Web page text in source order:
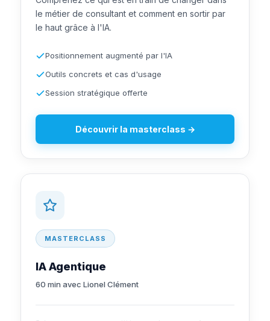
le métier de consultant et comment en sortir par
le haut grâce à l'IA.
Positionnement augmenté par l'IA
Outils concrets et cas d'usage
Session stratégique offerte
Découvrir la masterclass →
MASTERCLASS
IA Agentique
60 min avec Lionel Clément